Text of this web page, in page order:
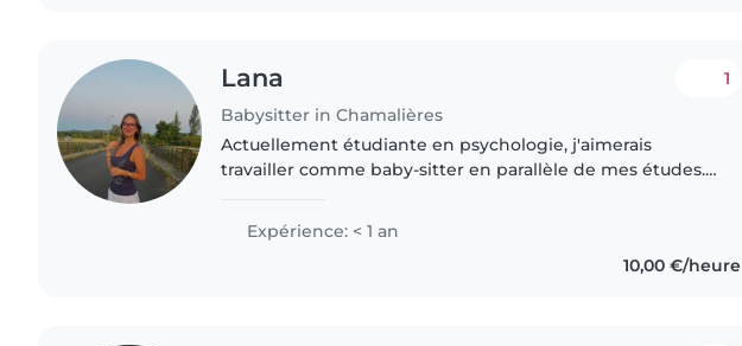
Lana
Babysitter in Chamalières
1
Actuellement étudiante en psychologie, j'aimerais
travailler comme baby-sitter en parallèle de mes études.
amis de mes parents...
Expérience: < 1 an
10,00 €/heure